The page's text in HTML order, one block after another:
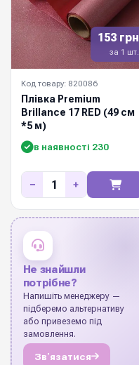
153 грн
за 1 шт.
Код товару: 820086
Плівка Premium
Brillance 17 RED (49 см
*5 м)
в наявності 230
− +
Не знайшли
потрібне?
Напишіть менеджеру —
підберемо альтернативу
або привеземо під
замовлення.
Звʼязатися